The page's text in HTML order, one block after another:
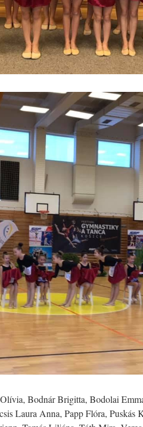
Bodnár Brigitta, Bodolai
Laura Anna, Papp Flóra, Puskás